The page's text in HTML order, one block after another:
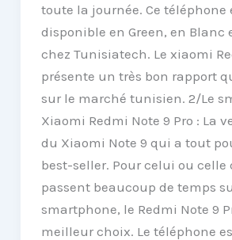
toute la journée. Ce téléphone
disponible en Green, en Blanc
chez Tunisiatech. Le xiaomi
présente un très bon rapport
sur le marché tunisien. 2/Le
Xiaomi Redmi Note 9 Pro : La
du Xiaomi Note 9 qui a tout
best-seller. Pour celui ou celle
passent beaucoup de temps
smartphone, le Redmi Note 9
meilleur choix. Le téléphone